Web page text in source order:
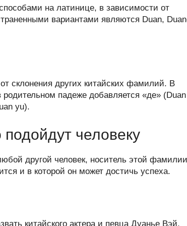
на латинице, в зависимости от
вариантами являются Duan,
склонения других китайских фамилий. В
падеже добавляется «де» (Duan
yu).
человеку
другой человек, носитель этой фамилии
и в которой он может достичь успеха.
китайского актера и певца Дуанье Вэй,